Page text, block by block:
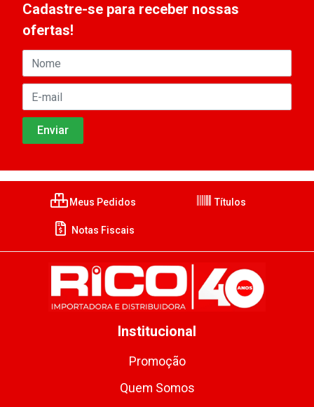
Cadastre-se para receber nossas
ofertas!
Meus Pedidos Títulos
Notas Fiscais
Institucional
Promoção
Quem Somos